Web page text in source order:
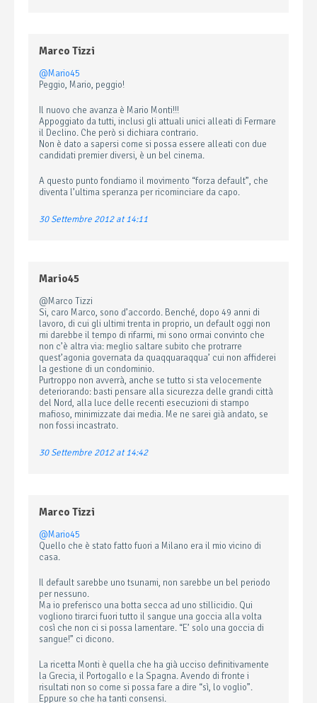
Marco Tizzi
@Mario45
Peggio, Mario, peggio!
Il nuovo che avanza è Mario Monti!!!
Appoggiato da tutti, inclusi gli attuali unici alleati di Fermare
il Declino. Che però si dichiara contrario.
Non è dato a sapersi come si possa essere alleati con due
candidati premier diversi, è un bel cinema.
A questo punto fondiamo il movimento “forza default”, che
diventa l’ultima speranza per ricominciare da capo.
30 Settembre 2012 at 14:11
Mario45
@Marco Tizzi
Si, caro Marco, sono d’accordo. Benché, dopo 49 anni di
lavoro, di cui gli ultimi trenta in proprio, un default oggi non
mi darebbe il tempo di rifarmi, mi sono ormai convinto che
non c’è altra via: meglio saltare subito che protrarre
quest’agonia governata da quaqquaraqqua’ cui non affiderei
la gestione di un condominio.
Purtroppo non avverrà, anche se tutto si sta velocemente
deteriorando: basti pensare alla sicurezza delle grandi città
del Nord, alla luce delle recenti esecuzioni di stampo
mafioso, minimizzate dai media. Me ne sarei già andato, se
non fossi incastrato.
30 Settembre 2012 at 14:42
Marco Tizzi
@Mario45
Quello che è stato fatto fuori a Milano era il mio vicino di
casa.
Il default sarebbe uno tsunami, non sarebbe un bel periodo
per nessuno.
Ma io preferisco una botta secca ad uno stillicidio. Qui
vogliono tirarci fuori tutto il sangue una goccia alla volta
così che non ci si possa lamentare. “E’ solo una goccia di
sangue!” ci dicono.
La ricetta Monti è quella che ha già ucciso definitivamente
la Grecia, il Portogallo e la Spagna. Avendo di fronte i
risultati non so come si possa fare a dire “sì, lo voglio”.
Eppure so che ha tanti consensi.